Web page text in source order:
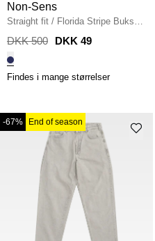
Non-Sens
Straight fit / Florida Stripe Bukser
/ NAVY
DKK 500 DKK 49
Findes i mange størrelser
-67% End of season